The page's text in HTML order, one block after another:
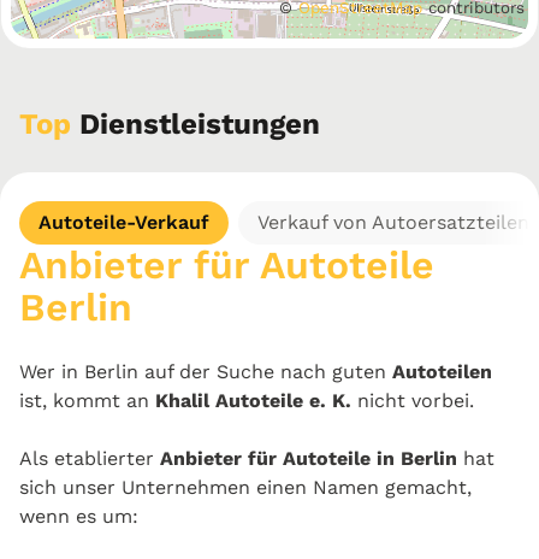
©OpenStreetMapcontributors
Top Dienstleistungen
Autoteile-Verkauf Verkauf von Autoersatzteilen
Anbieter für Autoteile
Berlin
Wer in Berlin auf der Suche nach guten Autoteilen
ist, kommt an Khalil Autoteile e. K. nicht vorbei.
Als etablierter Anbieter für Autoteile in Berlin hat
sich unser Unternehmen einen Namen gemacht,
wenn es um: